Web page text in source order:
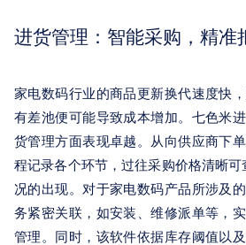
进货管理：智能采购，精准
家电数码行业的商品更新换代速度快
有差池便可能导致成本增加。七色米
货管理方面表现卓越。从向供应商下
程记录各个环节，过往采购价格清晰可
况的出现。对于家电数码产品所涉及
务紧密关联，如安装、维修派单等，
管理。同时，该软件依据库存阈值以